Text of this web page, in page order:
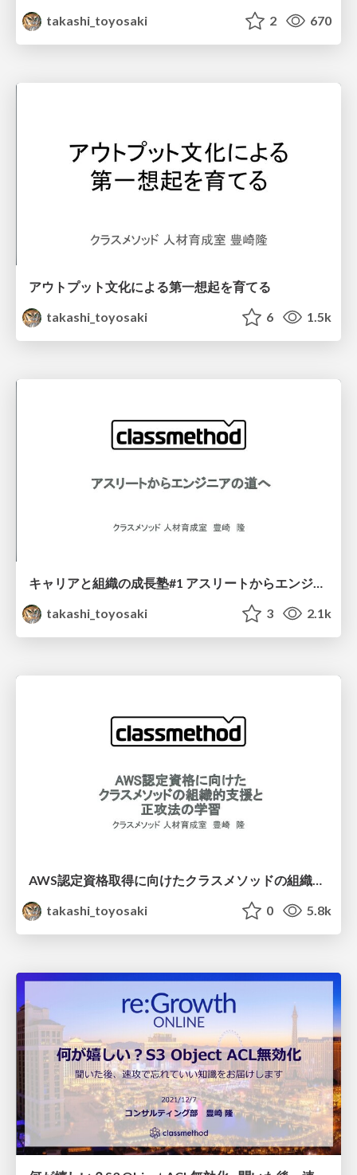
takashi_toyosaki
2 670
アウトプット文化による第一想起を育てる
takashi_toyosaki
6 1.5k
キャリアと組織の成長塾#1 アスリートからエンジニアの道へ
takashi_toyosaki
3 2.1k
AWS認定資格取得に向けたクラスメソッドの組織的支援と正攻法の学習
takashi_toyosaki
0 5.8k